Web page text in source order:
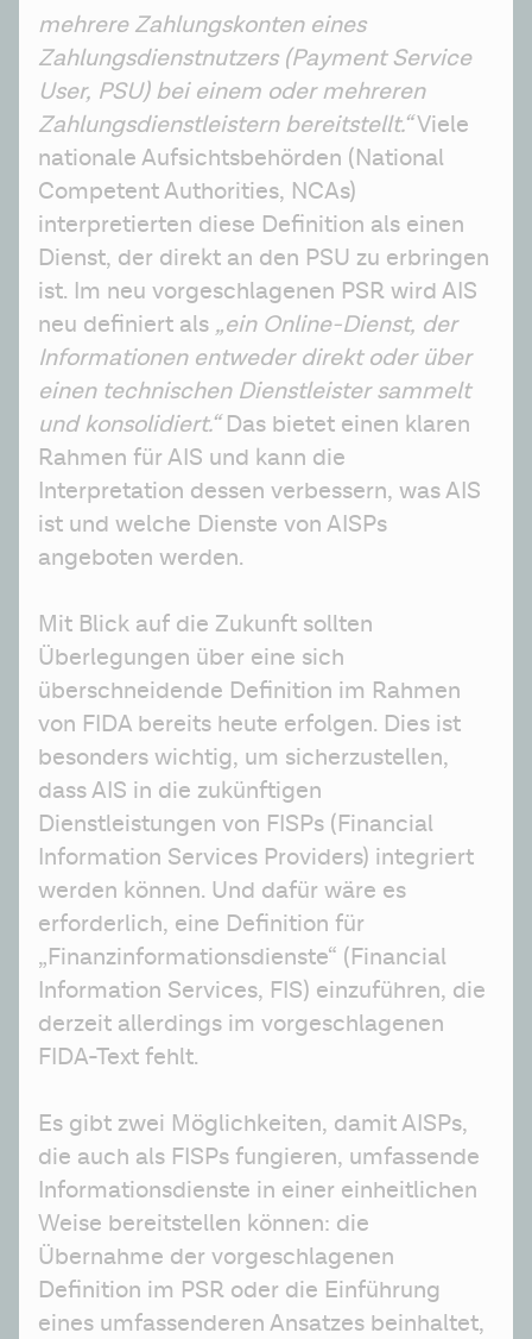
mehrere Zahlungskonten eines
Zahlungsdienstnutzers (Payment Service
User, PSU) bei einem oder mehreren
Zahlungsdienstleistern bereitstellt.“ Viele
nationale Aufsichtsbehörden (National
Competent Authorities, NCAs)
interpretierten diese Definition als einen
Dienst, der direkt an den PSU zu erbringen
ist. Im neu vorgeschlagenen PSR wird AIS
neu definiert als „ein Online-Dienst, der
Informationen entweder direkt oder über
einen technischen Dienstleister sammelt
und konsolidiert.“ Das bietet einen klaren
Rahmen für AIS und kann die
Interpretation dessen verbessern, was AIS
ist und welche Dienste von AISPs
angeboten werden.
Mit Blick auf die Zukunft sollten
Überlegungen über eine sich
überschneidende Definition im Rahmen
von FIDA bereits heute erfolgen. Dies ist
besonders wichtig, um sicherzustellen,
dass AIS in die zukünftigen
Dienstleistungen von FISPs (Financial
Information Services Providers) integriert
werden können. Und dafür wäre es
erforderlich, eine Definition für
„Finanzinformationsdienste“ (Financial
Information Services, FIS) einzuführen, die
derzeit allerdings im vorgeschlagenen
FIDA-Text fehlt.
Es gibt zwei Möglichkeiten, damit AISPs,
die auch als FISPs fungieren, umfassende
Informationsdienste in einer einheitlichen
Weise bereitstellen können: die
Übernahme der vorgeschlagenen
Definition im PSR oder die Einführung
eines umfassenderen Ansatzes beinhaltet,